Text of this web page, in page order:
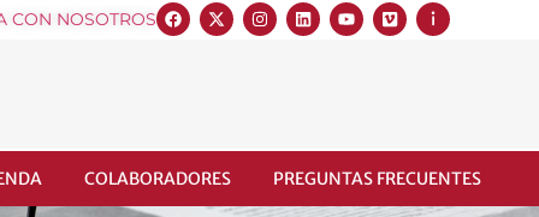
CON NOSOTROS
COLABORADORES PREGUNTAS FRECUENTES